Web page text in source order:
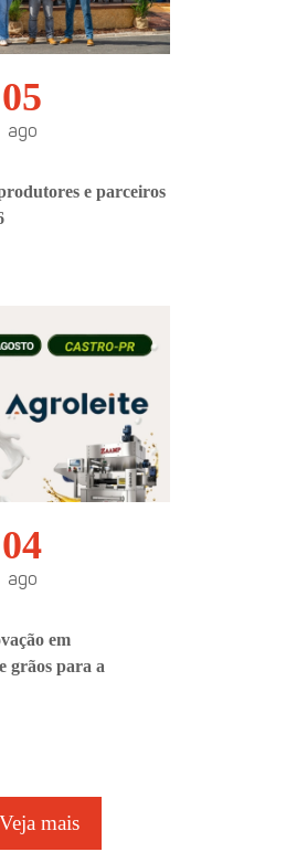
05
ago
e parceiros
04
ago
em
grãos para a
Veja mais